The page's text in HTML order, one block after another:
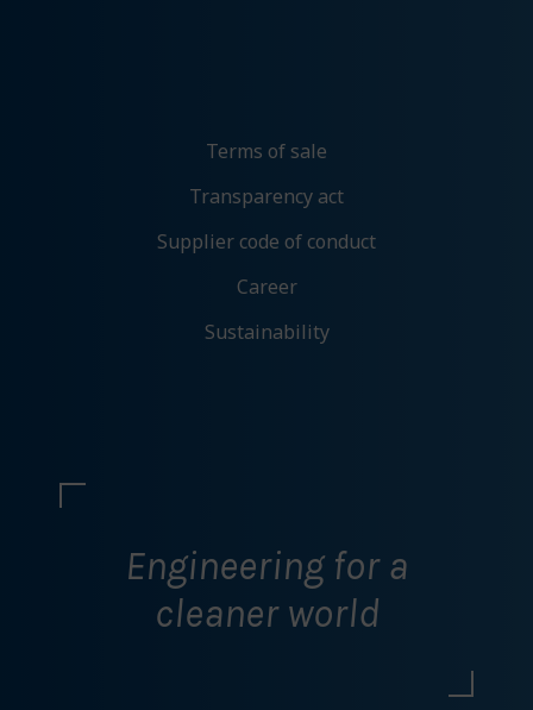
Terms of sale
Transparency act
Supplier code of conduct
Career
Sustainability
Engineering for a
cleaner world
Tillat markedsføring